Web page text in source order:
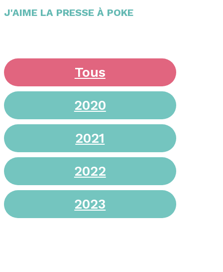
J'AIME LA PRESSE À POKE
Tous
2020
2021
2022
2023